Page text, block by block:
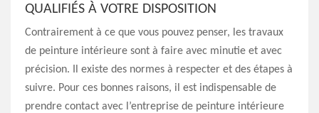
QUALIFIÉS À VOTRE DISPOSITION
Contrairement à ce que vous pouvez penser, les travaux
de peinture intérieure sont à faire avec minutie et avec
précision. Il existe des normes à respecter et des étapes à
suivre. Pour ces bonnes raisons, il est indispensable de
prendre contact avec l’entreprise de peinture intérieure